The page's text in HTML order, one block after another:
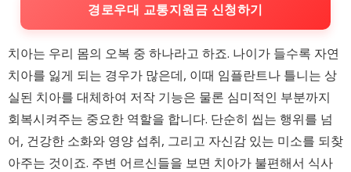
경로우대 교통지원금 신청하기
치아는 우리 몸의 오복 중 하나라고 하죠. 나이가 들수록 자연
치아를 잃게 되는 경우가 많은데, 이때 임플란트나 틀니는 상
실된 치아를 대체하여 저작 기능은 물론 심미적인 부분까지
회복시켜주는 중요한 역할을 합니다. 단순히 씹는 행위를 넘
어, 건강한 소화와 영양 섭취, 그리고 자신감 있는 미소를 되찾
아주는 것이죠. 주변 어르신들을 보면 치아가 불편해서 식사